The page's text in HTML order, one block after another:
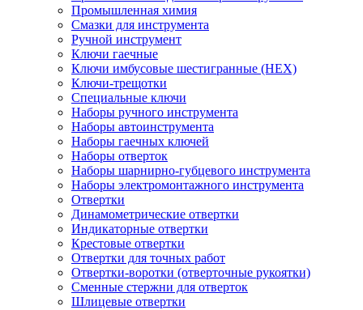
Промышленная химия
Смазки для инструмента
Ручной инструмент
Ключи гаечные
Ключи имбусовые шестигранные (HEX)
Ключи-трещотки
Специальные ключи
Наборы ручного инструмента
Наборы автоинструмента
Наборы гаечных ключей
Наборы отверток
Наборы шарнирно-губцевого инструмента
Наборы электромонтажного инструмента
Отвертки
Динамометрические отвертки
Индикаторные отвертки
Крестовые отвертки
Отвертки для точных работ
Отвертки-воротки (отверточные рукоятки)
Сменные стержни для отверток
Шлицевые отвертки